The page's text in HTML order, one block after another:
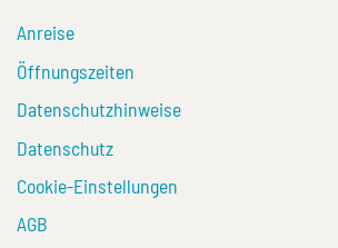
Anreise
Öffnungszeiten
Datenschutzhinweise
Datenschutz
Cookie-Einstellungen
AGB